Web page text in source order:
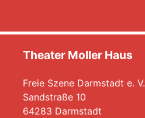
Theater Moller Haus
Freie Szene Darmstadt e. V.
Sandstraße 10
64283 Darmstadt